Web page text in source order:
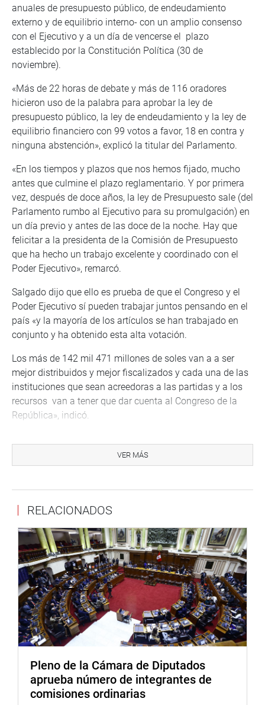
anuales de presupuesto público, de endeudamiento
externo y de equilibrio interno- con un amplio consenso
con el Ejecutivo y a un día de vencerse el plazo
establecido por la Constitución Política (30 de
noviembre).
«Más de 22 horas de debate y más de 116 oradores
hicieron uso de la palabra para aprobar la ley de
presupuesto público, la ley de endeudamiento y la ley de
equilibrio financiero con 99 votos a favor, 18 en contra y
ninguna abstención», explicó la titular del Parlamento.
«En los tiempos y plazos que nos hemos fijado, mucho
antes que culmine el plazo reglamentario. Y por primera
vez, después de doce años, la ley de Presupuesto sale (del
Parlamento rumbo al Ejecutivo para su promulgación) en
un día previo y antes de las doce de la noche. Hay que
felicitar a la presidenta de la Comisión de Presupuesto
que ha hecho un trabajo excelente y coordinado con el
Poder Ejecutivo», remarcó.
Salgado dijo que ello es prueba de que el Congreso y el
Poder Ejecutivo sí pueden trabajar juntos pensando en el
país «y la mayoría de los artículos se han trabajado en
conjunto y ha obtenido esta alta votación.
Los más de 142 mil 471 millones de soles van a a ser
mejor distribuidos y mejor fiscalizados y cada una de las
instituciones que sean acreedoras a las partidas y a los
recursos van a tener que dar cuenta al Congreso de la
República», indicó.
VER MÁS
RELACIONADOS
Pleno de la Cámara de Diputados
aprueba número de integrantes de
comisiones ordinarias